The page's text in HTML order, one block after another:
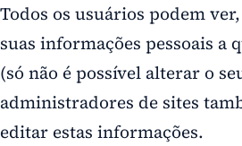
Todos os usuários podem
suas informações pessoais a
(só não é possível alterar o
administradores de sites
editar estas informações.